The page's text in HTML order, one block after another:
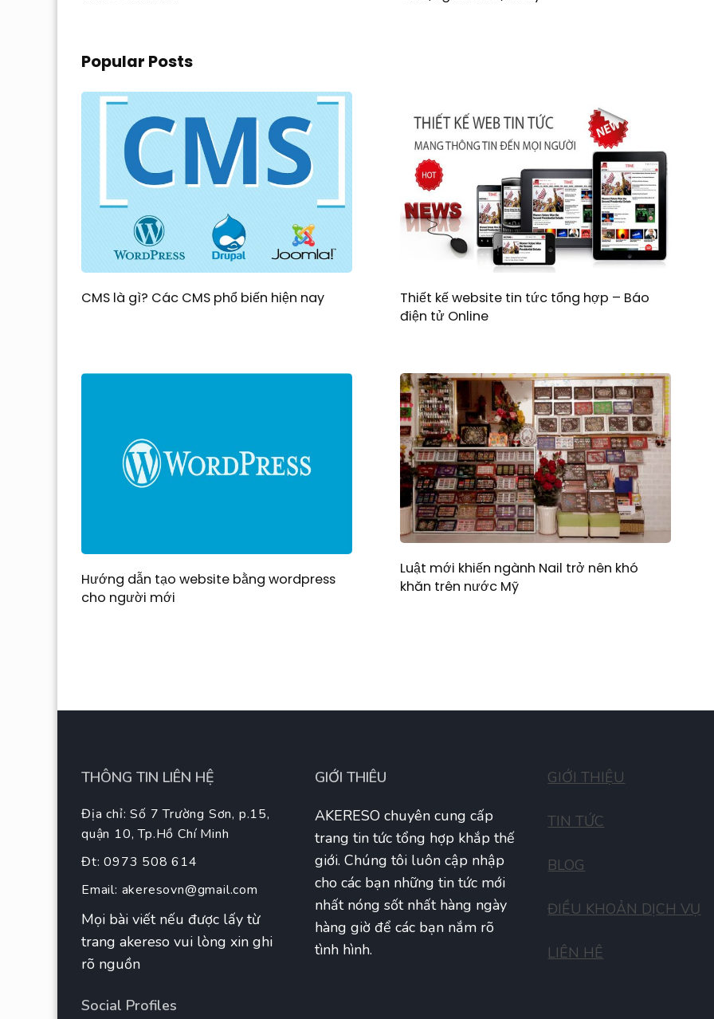
Popular Posts
CMS là gì? Các CMS phổ biến hiện nay
Thiết kế website tin tức tổng hợp – Báo
điện tử Online
Hướng dẫn tạo website bằng wordpress
cho người mới
Luật mới khiến ngành Nail trở nên khó
khăn trên nước Mỹ
THÔNG TIN LIÊN HỆ
Địa chỉ: Số 7 Trường Sơn, p.15,
quận 10, Tp.Hồ Chí Minh
Đt: 0973 508 614
Email: akeresovn@gmail.com
Mọi bài viết nếu được lấy từ
trang akereso vui lòng xin ghi
rõ nguồn
Social Profiles
GIỚI THIÊU
AKERESO chuyên cung cấp
trang tin tức tổng hợp khắp thế
giới. Chúng tôi luôn cập nhập
cho các bạn những tin tức mới
nhất nóng sốt nhất hàng ngày
hàng giờ để các bạn nắm rõ
tình hình.
GIỚI THIỆU
TIN TỨC
BLOG
ĐIỀU KHOẢN DỊCH VỤ
LIÊN HÊ